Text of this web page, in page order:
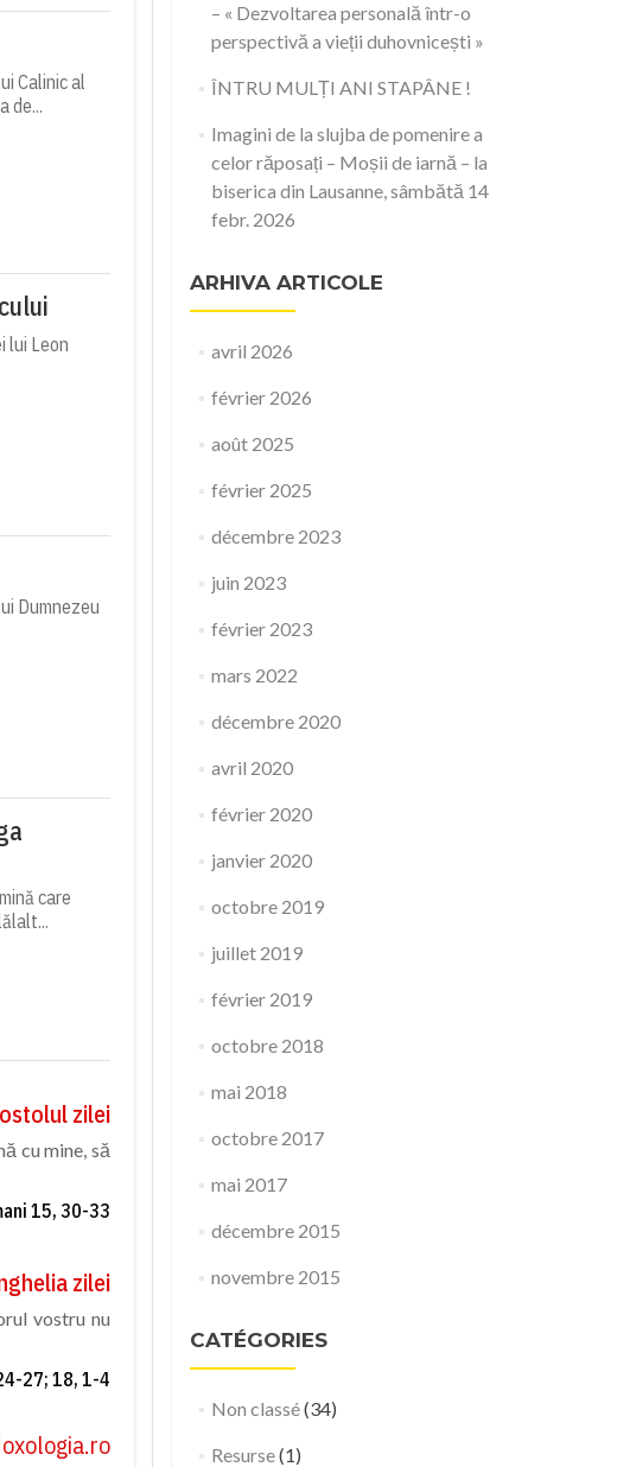
Calinic al
de...
lui Leon
Dumnezeu
care
zilei
cu mine, să
15, 30-33
zilei
vostru nu
27; 18, 1-4
– « Dezvoltarea personală într-o
perspectivă a vieții duhovnicești »
ÎNTRU MULȚI ANI STAPÂNE !
Imagini de la slujba de pomenire a
celor răposați – Moșii de iarnă – la
biserica din Lausanne, sâmbătă 14
febr. 2026
ARHIVA ARTICOLE
avril 2026
février 2026
août 2025
février 2025
décembre 2023
juin 2023
février 2023
mars 2022
décembre 2020
avril 2020
février 2020
janvier 2020
octobre 2019
juillet 2019
février 2019
octobre 2018
mai 2018
octobre 2017
mai 2017
décembre 2015
novembre 2015
CATÉGORIES
Non classé(34)
Resurse(1)